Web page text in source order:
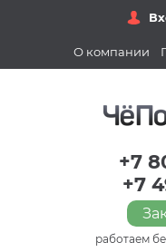
О компании
+7
+7
работаем